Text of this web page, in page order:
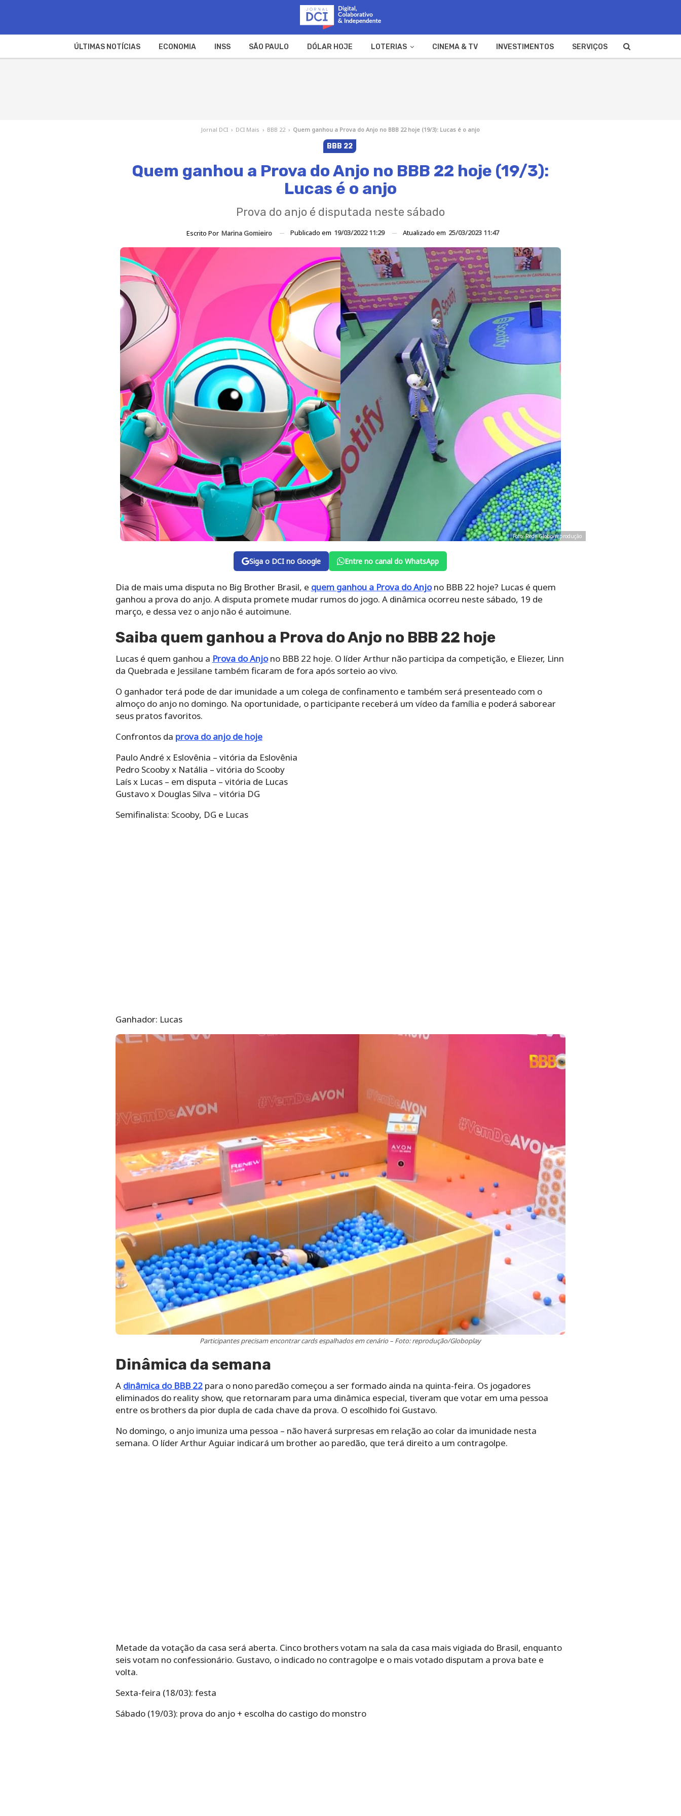
ÚLTIMAS NOTÍCIAS ECONOMIA INSS SÃO PAULO DÓLAR HOJE LOTERIAS CINEMA & TV INVESTIMENTOS SERVIÇOS
Jornal DCI › DCI Mais › BBB 22 › Quem ganhou a Prova do Anjo no BBB 22 hoje (19/3): Lucas é o anjo
BBB 22
Quem ganhou a Prova do Anjo no BBB 22 hoje (19/3):
Lucas é o anjo
Prova do anjo é disputada neste sábado
Escrito Por Marina Gomieiro Publicado em 19/03/2022 11:29 Atualizado em 25/03/2023 11:47
Foto: Rede Globo/reprodução
Siga o DCI no Google Entre no canal do WhatsApp
Dia de mais uma disputa no Big Brother Brasil, e quem ganhou a Prova do Anjono BBB 22 hoje? Lucas é quem
ganhou a prova do anjo. A disputa promete mudar rumos do jogo. A dinâmica ocorreu neste sábado, 19 de
março, e dessa vez o anjo não é autoimune.
Saiba quem ganhou a Prova do Anjo no BBB 22 hoje
Lucas é quem ganhou a Prova do Anjono BBB 22 hoje. O líder Arthur não participa da competição, e Eliezer, Linn
da Quebrada e Jessilane também ficaram de fora após sorteio ao vivo.
O ganhador terá pode de dar imunidade a um colega de confinamento e também será presenteado com o
almoço do anjo no domingo. Na oportunidade, o participante receberá um vídeo da família e poderá saborear
seus pratos favoritos.
Confrontos da prova do anjo de hoje
Paulo André x Eslovênia – vitória da Eslovênia
Pedro Scooby x Natália – vitória do Scooby
Laís x Lucas – em disputa – vitória de Lucas
Gustavo x Douglas Silva – vitória DG
Semifinalista: Scooby, DG e Lucas
Ganhador: Lucas
Participantes precisam encontrar cards espalhados em cenário – Foto: reprodução/Globoplay
Dinâmica da semana
A dinâmica do BBB 22para o nono paredão começou a ser formado ainda na quinta-feira. Os jogadores
eliminados do reality show, que retornaram para uma dinâmica especial, tiveram que votar em uma pessoa
entre os brothers da pior dupla de cada chave da prova. O escolhido foi Gustavo.
No domingo, o anjo imuniza uma pessoa – não haverá surpresas em relação ao colar da imunidade nesta
semana. O líder Arthur Aguiar indicará um brother ao paredão, que terá direito a um contragolpe.
Metade da votação da casa será aberta. Cinco brothers votam na sala da casa mais vigiada do Brasil, enquanto
seis votam no confessionário. Gustavo, o indicado no contragolpe e o mais votado disputam a prova bate e
volta.
Sexta-feira (18/03): festa
Sábado (19/03): prova do anjo + escolha do castigo do monstro